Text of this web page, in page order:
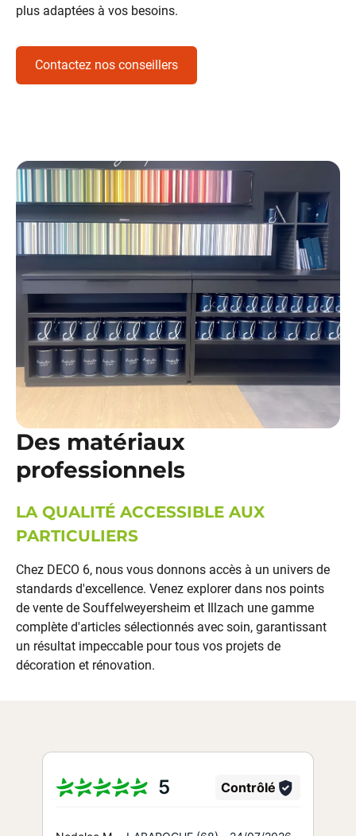
plus adaptées à vos besoins.
Contactez nos conseillers
Des matériaux
professionnels
LA QUALITÉ ACCESSIBLE AUX
PARTICULIERS
Chez DECO 6, nous vous donnons accès à un univers de
standards d'excellence. Venez explorer dans nos points
de vente de Souffelweyersheim et Illzach une gamme
complète d'articles sélectionnés avec soin, garantissant
un résultat impeccable pour tous vos projets de
décoration et rénovation.
5 Contrôlé